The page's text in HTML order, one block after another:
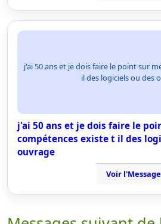
j'ai 50 ans et je dois faire le point sur
il des logiciels ou des
j'ai 50 ans et je dois faire le
compétences existe t il des
ouvrage
Voir l'Message